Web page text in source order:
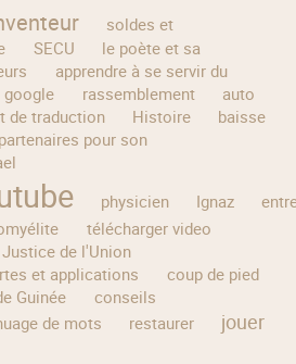
soldes et
SECU
le poète et sa
apprendre à se servir du
rassemblement
auto
de traduction Histoire
baisse
pour son
physicien Ignaz
télécharger video
de l'Union
et applications
coup de pied
Guinée
conseils
de mots restaurer
jouer